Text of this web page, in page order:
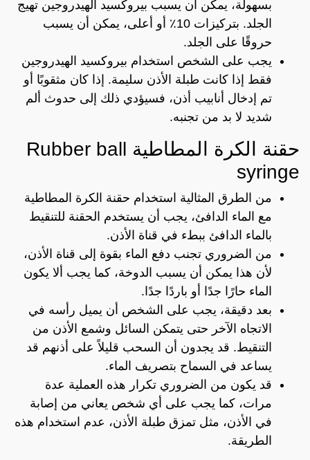
بسهولة، يمكن أن يسبب بيروكسيد الهيدروجين تهيج
الجلد. بتركيزات 10٪ أو أعلى، يمكن أن يسبب
حروقًا على الجلد.
يجب على الشخص استخدام بيروكسيد الهيدروجين
فقط إذا كانت طبلة الأذن سليمة. إذا كان مثقوبًا أو
تم إدخال أنابيب أذن، فسيؤدي ذلك إلى حدوث ألم
شديد لا بد من تجنبه.
حقنة الكرة المطاطية Rubber ball
syringe
من الطرق المثالية استخدام حقنة الكرة المطاطية
مع الماء الدافئ، يجب أن يستخدم الحقنة للتنقيط
بالماء الدافئ ببطء في قناة الأذن.
من الضروري تجنب دفع الماء بقوة إلى قناة الأذن،
لأن هذا يمكن أن يسبب الدوخة، كما يجب ألا يكون
الماء حارًا جدًا أو باردًا جدًا.
بعد دقيقة، يجب على الشخص أن يميل رأسه في
الاتجاه الآخر حتى يتمكن السائل وشمع الأذن من
التنقيط. قد يجدون أن السحب قليلاً على أذنهم قد
يساعد في السماح بتصريف الماء.
قد يكون من الضروري تكرار هذه العملية عدة
مرات، كما يجب على أي شخص يعاني من إصابة
في الأذن، مثل تمزق طبلة الأذن، عدم استخدام هذه
الطريقة.